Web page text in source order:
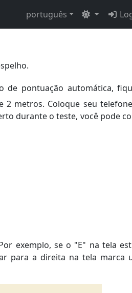
português
de pontuação automática,
2 metros. Coloque seu
durante o teste, você pode
exemplo, se o "E" na tela
para a direita na tela marca